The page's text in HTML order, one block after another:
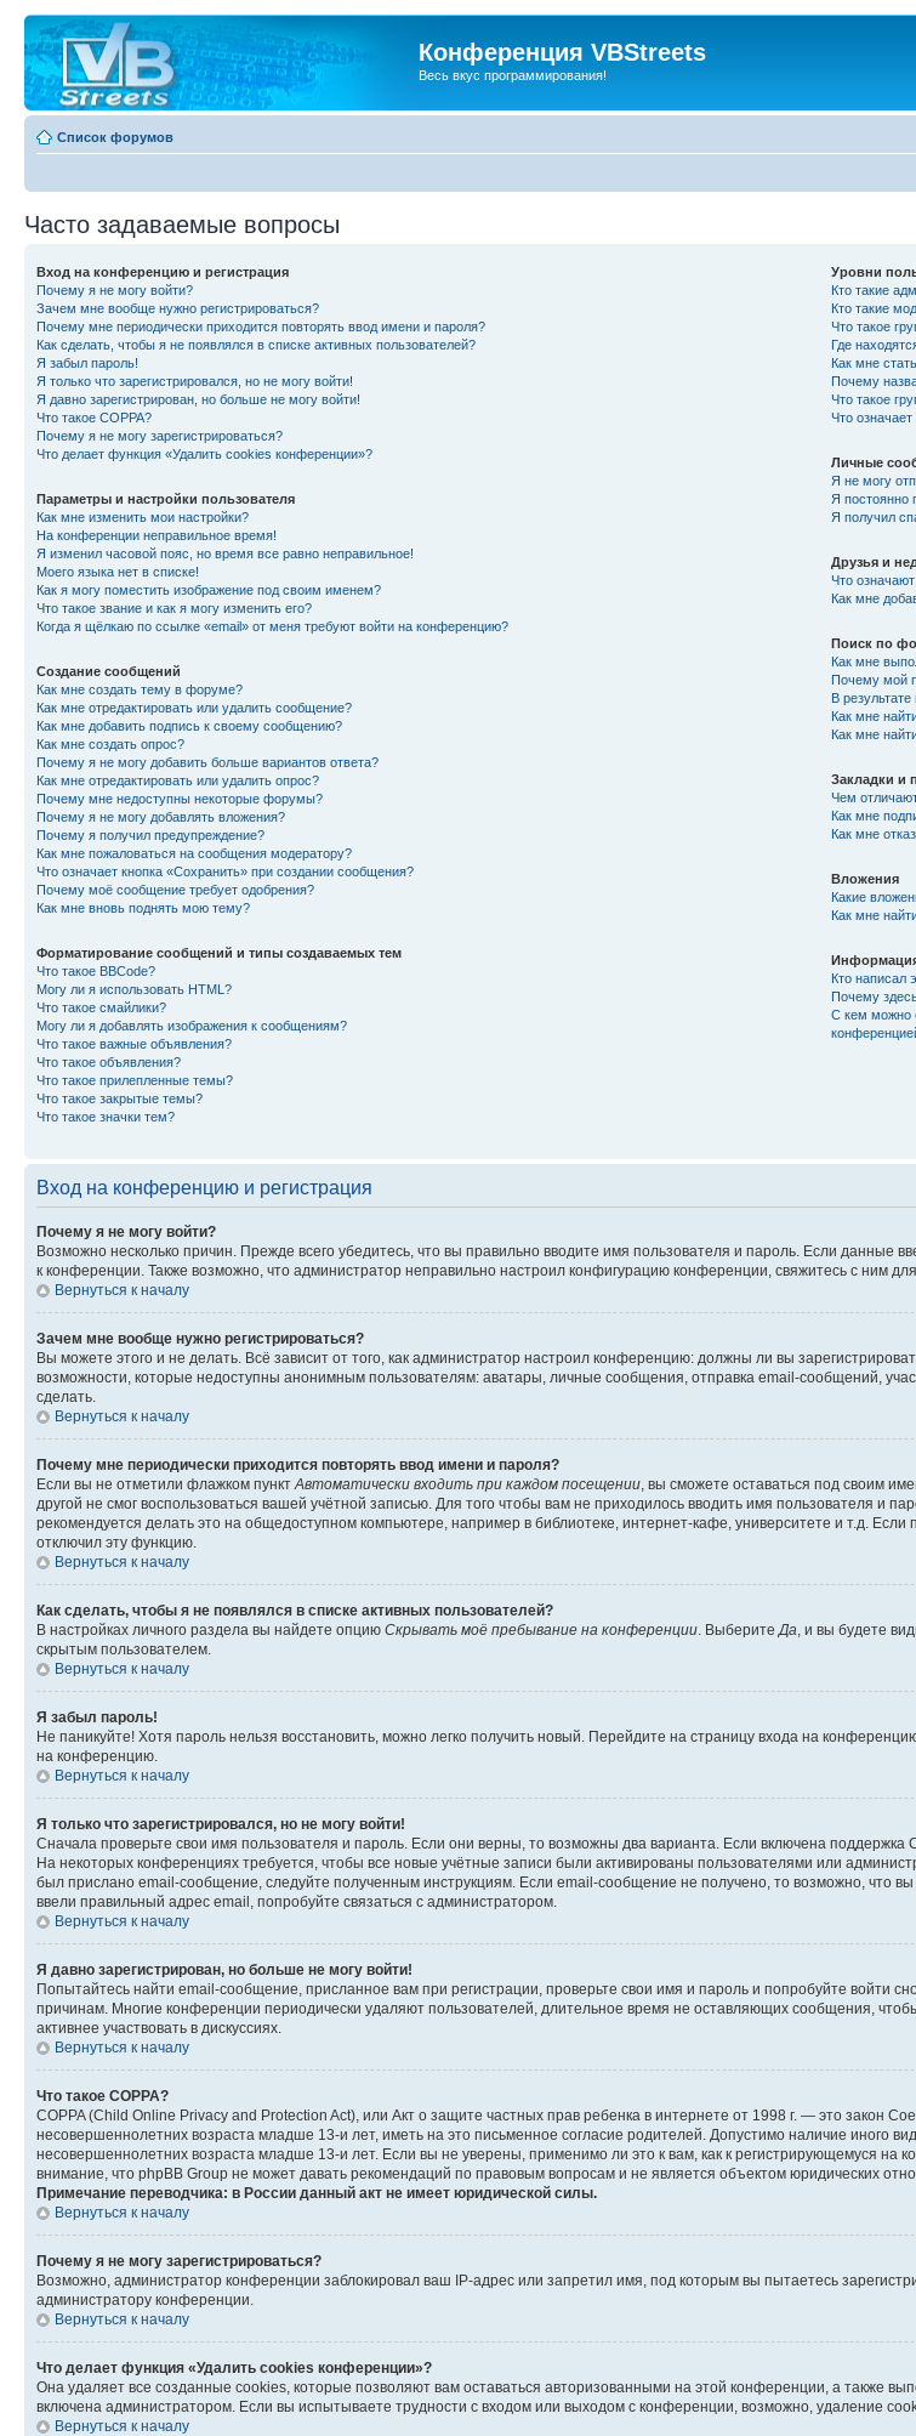
Конференция VBStreets
Весь вкус программирования!
Список форумов
Часто задаваемые вопросы
Вход на конференцию и регистрация
Почему я не могу войти?
Зачем мне вообще нужно регистрироваться?
Почему мне периодически приходится повторять ввод имени и пароля?
Как сделать, чтобы я не появлялся в списке активных пользователей?
Я забыл пароль!
Я только что зарегистрировался, но не могу войти!
Я давно зарегистрирован, но больше не могу войти!
Что такое COPPA?
Почему я не могу зарегистрироваться?
Что делает функция «Удалить cookies конференции»?
Параметры и настройки пользователя
Как мне изменить мои настройки?
На конференции неправильное время!
Я изменил часовой пояс, но время все равно неправильное!
Моего языка нет в списке!
Как я могу поместить изображение под своим именем?
Что такое звание и как я могу изменить его?
Когда я щёлкаю по ссылке «email» от меня требуют войти на конференцию?
Создание сообщений
Как мне создать тему в форуме?
Как мне отредактировать или удалить сообщение?
Как мне добавить подпись к своему сообщению?
Как мне создать опрос?
Почему я не могу добавить больше вариантов ответа?
Как мне отредактировать или удалить опрос?
Почему мне недоступны некоторые форумы?
Почему я не могу добавлять вложения?
Почему я получил предупреждение?
Как мне пожаловаться на сообщения модератору?
Что означает кнопка «Сохранить» при создании сообщения?
Почему моё сообщение требует одобрения?
Как мне вновь поднять мою тему?
Форматирование сообщений и типы создаваемых тем
Что такое BBCode?
Могу ли я использовать HTML?
Что такое смайлики?
Могу ли я добавлять изображения к сообщениям?
Что такое важные объявления?
Что такое объявления?
Что такое прилепленные темы?
Что такое закрытые темы?
Что такое значки тем?
Уровни
Кто такие
Кто такие
Что такое
Где
Как мне
Почему
Что такое
Что
Личные
Я не могу
Я постоянно
Я получил
Друзья и
Что
Как мне
Поиск по
Как мне
Почему мой
В
Как мне
Как мне
Закладки и
Чем
Как мне
Как мне
Вложения
Какие
Как мне
Кто написал
Почему
С кем можно
Вход на конференцию и регистрация
Почему я не могу войти?
Возможно несколько причин. Прежде всего убедитесь, что вы правильно вводите имя пользователя и пароль. Если данные
к конференции. Также возможно, что администратор неправильно настроил конфигурацию конференции, свяжитесь с ним
Вернуться к началу
Зачем мне вообще нужно регистрироваться?
Вы можете этого и не делать. Всё зависит от того, как администратор настроил конференцию: должны ли вы
возможности, которые недоступны анонимным пользователям: аватары, личные сообщения, отправка email-сообщений,
сделать.
Вернуться к началу
Почему мне периодически приходится повторять ввод имени и пароля?
Если вы не отметили флажком пункт Автоматически входить при каждом посещении , вы сможете оставаться под своим
другой не смог воспользоваться вашей учётной записью. Для того чтобы вам не приходилось вводить имя пользователя и
рекомендуется делать это на общедоступном компьютере, например в библиотеке, интернет-кафе, университете и т.д. Если
отключил эту функцию.
Вернуться к началу
Как сделать, чтобы я не появлялся в списке активных пользователей?
В настройках личного раздела вы найдете опцию Скрывать моё пребывание на конференции . Выберите Да , и вы будете
скрытым пользователем.
Вернуться к началу
Я забыл пароль!
Не паникуйте! Хотя пароль нельзя восстановить, можно легко получить новый. Перейдите на страницу входа на
на конференцию.
Вернуться к началу
Я только что зарегистрировался, но не могу войти!
Сначала проверьте свои имя пользователя и пароль. Если они верны, то возможны два варианта. Если включена поддержка
На некоторых конференциях требуется, чтобы все новые учётные записи были активированы пользователями или
был прислано email-сообщение, следуйте полученным инструкциям. Если email-сообщение не получено, то возможно, что
ввели правильный адрес email, попробуйте связаться с администратором.
Вернуться к началу
Я давно зарегистрирован, но больше не могу войти!
Попытайтесь найти email-сообщение, присланное вам при регистрации, проверьте свои имя и пароль и попробуйте войти
причинам. Многие конференции периодически удаляют пользователей, длительное время не оставляющих сообщения,
активнее участвовать в дискуссиях.
Вернуться к началу
Что такое COPPA?
COPPA (Child Online Privacy and Protection Act), или Акт о защите частных прав ребенка в интернете от 1998 г. — это закон
несовершеннолетних возраста младше 13-и лет, иметь на это письменное согласие родителей. Допустимо наличие иного
несовершеннолетних возраста младше 13-и лет. Если вы не уверены, применимо ли это к вам, как к регистрирующемуся на
внимание, что phpBB Group не может давать рекомендаций по правовым вопросам и не является объектом юридических
Примечание переводчика: в России данный акт не имеет юридической силы.
Вернуться к началу
Почему я не могу зарегистрироваться?
Возможно, администратор конференции заблокировал ваш IP-адрес или запретил имя, под которым вы пытаетесь
администратору конференции.
Вернуться к началу
Что делает функция «Удалить cookies конференции»?
Она удаляет все созданные cookies, которые позволяют вам оставаться авторизованными на этой конференции, а также
включена администратором. Если вы испытываете трудности с входом или выходом с конференции, возможно, удаление
Вернуться к началу